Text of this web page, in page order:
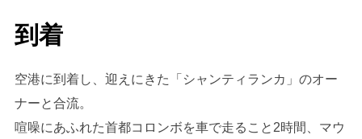
到着
空港に到着し、迎えにきた「シャンティランカ」のオー
ナーと合流。
喧噪にあふれた首都コロンボを車で走ること2時間、マウ